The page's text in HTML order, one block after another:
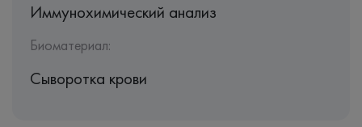
Иммунохимический анализ
Биоматериал:
Сыворотка крови